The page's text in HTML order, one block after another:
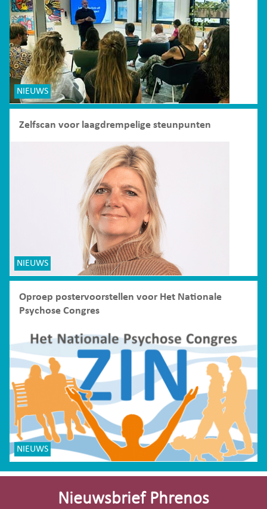
NIEUWS
Zelfscan voor laagdrempelige steunpunten
NIEUWS
Oproep postervoorstellen voor Het Nationale
Psychose Congres
NIEUWS
Site-
Nieuwsbrief Phrenos